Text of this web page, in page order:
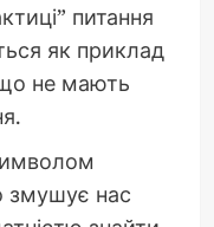
питання
як приклад
не мають
змушує нас